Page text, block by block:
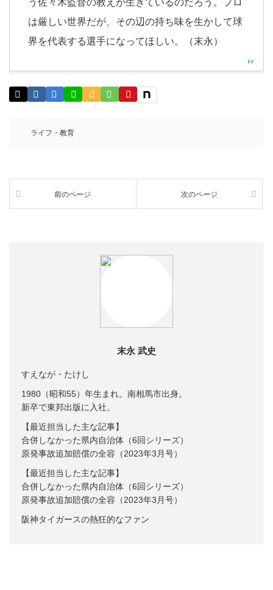
う佐々木監督の教えが生きているのだろう。プロ
は厳しい世界だが、その辺の持ち味を生かして球
界を代表する選手になってほしい。（末永）
ライフ・教育
前のページ 次のページ
末永 武史
すえなが・たけし
1980（昭和55）年生まれ。南相馬市出身。
新卒で東邦出版に入社。
【最近担当した主な記事】
合併しなかった県内自治体（6回シリーズ）
原発事故追加賠償の全容（2023年3月号）
【最近担当した主な記事】
合併しなかった県内自治体（6回シリーズ）
原発事故追加賠償の全容（2023年3月号）
阪神タイガースの熱狂的なファン